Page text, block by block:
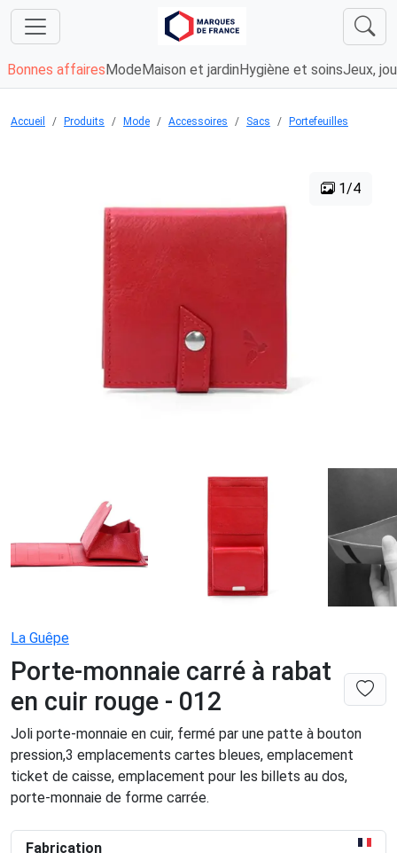
Bonnes affaires Mode Maison et jardin Hygiène et soinsJeux,
Accueil Produits Mode Accessoires Sacs Portefeuilles
1/4
La Guêpe
Porte-monnaie carré à rabat
en cuir rouge - 012
Joli porte-monnaie en cuir, fermé par une patte à bouton
pression,3 emplacements cartes bleues, emplacement
ticket de caisse, emplacement pour les billets au dos,
porte-monnaie de forme carrée.
Fabrication